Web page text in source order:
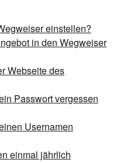
einstellen?
in den Wegweiser
Webseite des
Passwort vergessen
Usernamen
einmal jährlich